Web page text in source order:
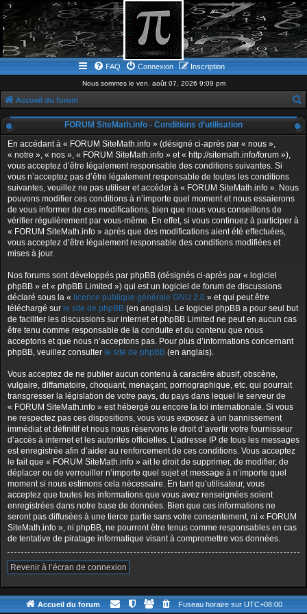
FAQ Connexion Inscription
Nous sommes le ven. août 07, 2026 9:09 pm
Accueil du forum
e
FORUM SiteMath.info - Conditions d’utilisation
En accédant à « FORUM SiteMath.info » (désigné ci-après par « nous »,
« notre », « nos », « FORUM SiteMath.info » et « http://sitemath.info/forum »),
vous acceptez d’être légalement responsable des conditions suivantes. Si
vous n’acceptez pas d’être légalement responsable de toutes les conditions
suivantes, veuillez ne pas utiliser et accéder à « FORUM SiteMath.info ». Nous
pouvons modifier ces conditions à n’importe quel moment et nous essaierons
de vous informer de ces modifications, bien que nous vous conseillons de
vérifier régulièrement par vous-même. En effet, si vous continuez à participer à
« FORUM SiteMath.info » après que des modifications aient été effectuées,
vous acceptez d’être légalement responsable des conditions modifiées et
mises à jour.
Nos forums sont développés par phpBB (désignés ci-après par « logiciel
phpBB » et « phpBB Limited ») qui est un logiciel de forum de discussions
déclaré sous la « licence publique générale GNU 2.0 » et qui peut être
téléchargé sur le site de phpBB (en anglais). Le logiciel phpBB a pour seul but
de faciliter les discussions sur internet et phpBB Limited ne peut en aucun cas
être tenu comme responsable de la conduite et du contenu que nous
acceptons et que nous n’acceptons pas. Pour plus d’informations concernant
phpBB, veuillez consulter le site de phpBB (en anglais).
Vous acceptez de ne publier aucun contenu à caractère abusif, obscène,
vulgaire, diffamatoire, choquant, menaçant, pornographique, etc. qui pourrait
transgresser la législation de votre pays, du pays dans lequel le serveur de
« FORUM SiteMath.info » est hébergé ou encore la loi internationale. Si vous
ne respectez pas ces dispositions, vous vous exposez à un bannissement
immédiat et définitif et nous nous réservons le droit d’avertir votre fournisseur
d’accès à internet et les autorités officielles. L’adresse IP de tous les messages
est enregistrée afin d’aider au renforcement de ces conditions. Vous acceptez
le fait que « FORUM SiteMath.info » ait le droit de supprimer, de modifier, de
déplacer ou de verrouiller n’importe quel sujet et message à n’importe quel
moment si nous estimons cela nécessaire. En tant qu’utilisateur, vous
acceptez que toutes les informations que vous avez renseignées soient
enregistrées dans notre base de données. Bien que ces informations ne
seront pas diffusées à une tierce partie sans votre consentement, ni « FORUM
SiteMath.info », ni phpBB, ne pourront être tenus comme responsables en cas
de tentative de piratage informatique visant à compromettre vos données.
Revenir à l’écran de connexion
Accueil du forum Fuseau horaire sur UTC+08:00